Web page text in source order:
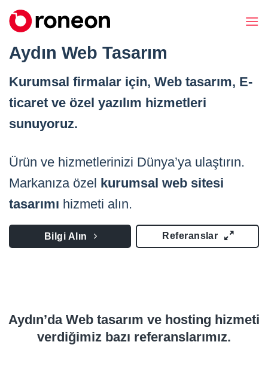
İçeriğe
atla
Aydın Web Tasarım
Kurumsal firmalar için, Web tasarım, E-
ticaret ve özel yazılım hizmetleri
sunuyoruz.
Ürün ve hizmetlerinizi Dünya’ya ulaştırın.
Markanıza özel kurumsal web sitesi
tasarımı hizmeti alın.
Bilgi Alın Referanslar
Aydın’da Web tasarım ve hosting hizmeti
verdiğimiz bazı referanslarımız.